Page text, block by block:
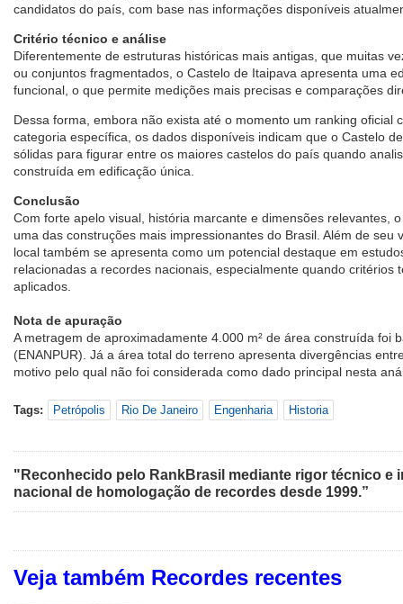
candidatos do país, com base nas informações disponíveis
Critério técnico e análise
Diferentemente de estruturas históricas mais antigas, que muitas
ou conjuntos fragmentados, o Castelo de Itaipava apresenta uma
funcional, o que permite medições mais precisas e comparações
Dessa forma, embora não exista até o momento um ranking oficial
categoria específica, os dados disponíveis indicam que o Castelo
sólidas para figurar entre os maiores castelos do país quando
construída em edificação única.
Conclusão
Com forte apelo visual, história marcante e dimensões relevantes,
uma das construções mais impressionantes do Brasil. Além de seu
local também se apresenta como um potencial destaque em
relacionadas a recordes nacionais, especialmente quando critérios
aplicados.
Nota de apuração
A metragem de aproximadamente 4.000 m² de área construída foi
(ENANPUR). Já a área total do terreno apresenta divergências
motivo pelo qual não foi considerada como dado principal nesta
Tags: Petrópolis Rio De Janeiro Engenharia Historia
"Reconhecido pelo RankBrasil mediante rigor técnico e
nacional de homologação de recordes desde 1999.”
Veja também Recordes recentes